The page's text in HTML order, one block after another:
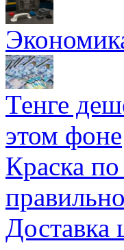
Тенге
этом фоне
Краска
правильно
Доставка